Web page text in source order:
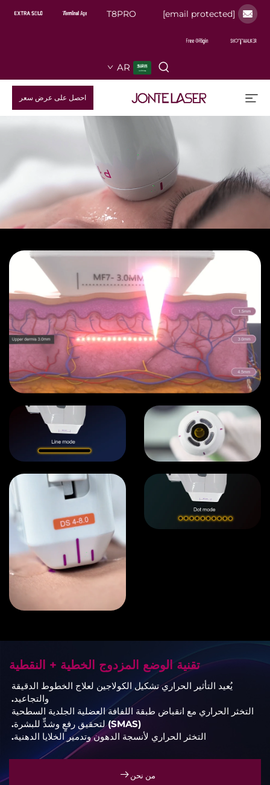
[email protected]
T8PRO
AR
احصل على عرض سعر
تقنية الوضع المزدوج الخطية + النقطية
يُعيد التأثير الحراري تشكيل الكولاجين لعلاج الخطوط الدقيقة
والتجاعيد.
التخثر الحراري مع انقباض طبقة اللفافة العضلية الجلدية السطحية
(SMAS) لتحقيق رفعٍ وشدٍّ للبشرة.
التخثر الحراري لأنسجة الدهون وتدمير الخلايا الدهنية.
من نحن